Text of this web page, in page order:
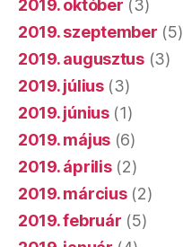
2019. október (3)
2019. szeptember (5)
2019. augusztus(3)
2019. július(3)
2019. június(1)
2019. május (6)
2019. április(2)
2019. március(2)
2019. február (5)